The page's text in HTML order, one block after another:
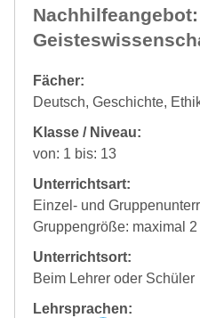
Fächer:
Deutsch, Geschichte,
Klasse / Niveau:
von: 1 bis: 13
Unterrichtsart:
Einzel- und
Gruppengröße: maximal
Unterrichtsort:
Beim Lehrer oder Schüler
Lehrsprachen: